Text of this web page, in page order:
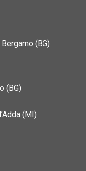
(BG)
(BG)
(MI)